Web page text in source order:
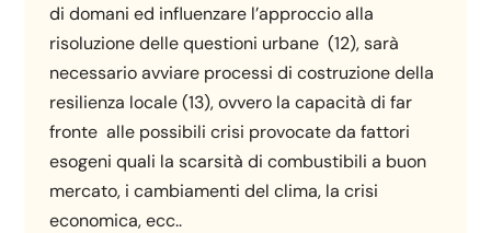
di domani ed influenzare l’approccio alla
risoluzione delle questioni urbane (12), sarà
necessario avviare processi di costruzione della
resilienza locale (13), ovvero la capacità di far
fronte alle possibili crisi provocate da fattori
esogeni quali la scarsità di combustibili a buon
mercato, i cambiamenti del clima, la crisi
economica, ecc..